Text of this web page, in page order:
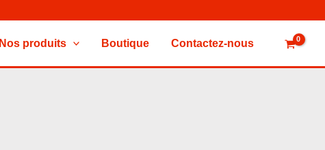
Nos produits Boutique Contactez-nous